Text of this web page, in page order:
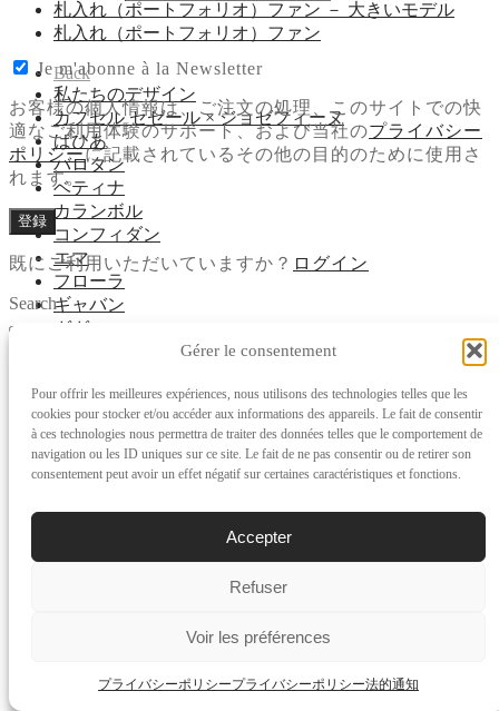
Gérer le consentement
Pour offrir les meilleures expériences, nous utilisons des technologies telles que les
cookies pour stocker et/ou accéder aux informations des appareils. Le fait de consentir
à ces technologies nous permettra de traiter des données telles que le comportement de
navigation ou les ID uniques sur ce site. Le fait de ne pas consentir ou de retirer son
consentement peut avoir un effet négatif sur certaines caractéristiques et fonctions.
Accepter
Refuser
Voir les préférences
プライバシーポリシープライバシーポリシー法的通知
札入れ（ポートフォリオ）ファン － 大きいモデル
札入れ（ポートフォリオ）ファン
Back
私たちのデザイン
カプセル セゼール × ジョゼフィーヌ
ばひあ
バロタン
ベティナ
カランボル
コンフィダン
エマ
フローラ
ギャバン
ガガ
ガヴロシュ
ユサール
ジョエ
イコーヌ
レオ
ミュゼット
須
Je m'abonne à la Newsletter
お客様の個人情報は、ご注文の処理、このサイトでの快
適なご利用体験のサポート、および当社のプライバシー
ポリシーに記載されているその他の目的のために使用さ
れます。
登録
既にご利用いただいていますか？ ログイン
Search
検